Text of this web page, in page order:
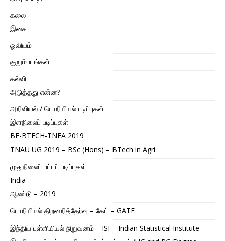
கலை
இசை
ஓவியம்
குறும்படங்கள்
கல்வி
அடுத்தது என்ன?
அறிவியல் / பொறியியல் படிப்புகள்
இளநிலைப் படிப்புகள்
BE-BTECH-TNEA 2019
TNAU UG 2019 – BSc (Hons) – BTech in Agri
முதுநிலைப் பட்டப் படிப்புகள்
India
ஆண்டு – 2019
பொறியியல் திறனறித்தேர்வு – கேட் – GATE
இந்திய புள்ளியியல் நிறுவனம் – ISI – Indian Statistical Institute